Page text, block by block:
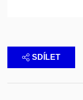
SDÍLET